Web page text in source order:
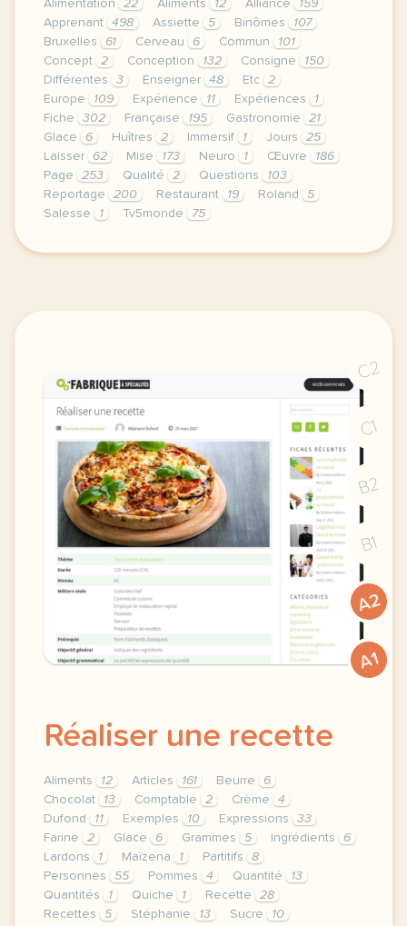
Alimentation 22 Aliments 12 Alliance
159
Apprenant
498 Assiette 5 Binômes
107
Bruxelles
61 Cerveau 6 Commun
101
Concept
2 Conception 132 Consigne
150
Différentes
3 Enseigner 48 Etc
2
Europe
109 Expérience 11 Expériences
1
Fiche
302 Française 195 Gastronomie
21
Glace
6 Huîtres 2 Immersif 1 Jours
25
Laisser
62 Mise 173 Neuro 1 Œuvre
186
Page
253 Qualité 2 Questions
103
Reportage
200 Restaurant 19 Roland
5
Salesse
1 Tv5monde 75
le respect de votre vie privee est une priorite
C2
C1
B2
B1
A2
A1
Réaliser une recette
Aliments 12 Articles 161 Beurre
6
Chocolat
13 Comptable 2 Crème
4
Dufond
11 Exemples 10 Expressions
33
Farine
2 Glace 6 Grammes 5 Ingrédients
6
Lardons
1 Maïzena 1 Partitifs
8
Personnes
55 Pommes 4 Quantité
13
Quantités
1 Quiche 1 Recette
28
Recettes
5 Stéphanie 13 Sucre
10